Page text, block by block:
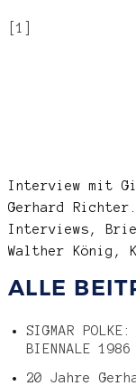
[1]
Interview mit
Gerhard
Interviews,
Walther König,
ALLE
SIGMAR POLKE:
BIENNALE
20 Jahre